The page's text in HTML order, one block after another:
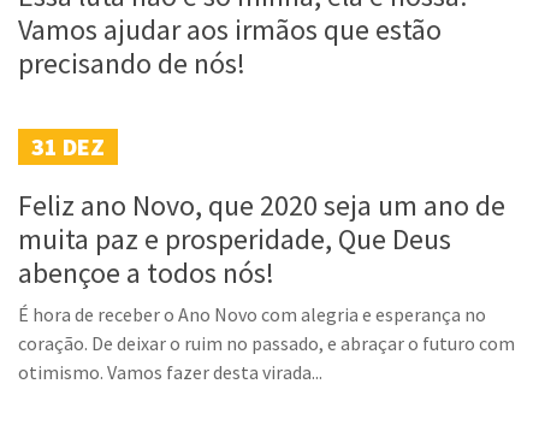
Vamos ajudar aos irmãos que estão
precisando de nós!
31 DEZ
Feliz ano Novo, que 2020 seja um ano de
muita paz e prosperidade, Que Deus
abençoe a todos nós!
É hora de receber o Ano Novo com alegria e esperança no
coração. De deixar o ruim no passado, e abraçar o futuro com
otimismo. Vamos fazer desta virada...